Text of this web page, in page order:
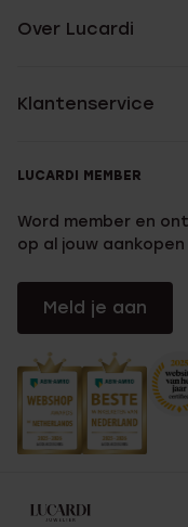
Over Lucardi
Klantenservice
LUCARDI MEMBER
Word member en
op al jouw aankopen
Meld je aan